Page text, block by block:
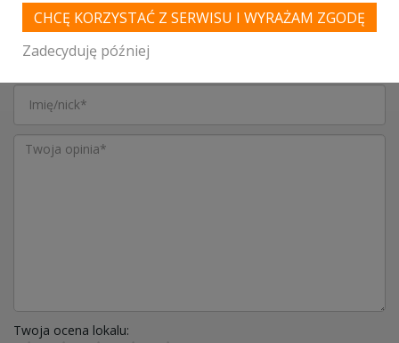
DODAJ SWOJĄ OPINIĘ
Twoja ocena lokalu:
CHCĘ KORZYSTAĆ Z SERWISU I WYRAŻAM ZGODĘ
Zadecyduję później